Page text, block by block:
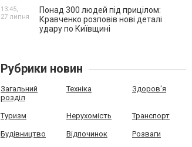
Понад 300 людей під прицілом:
Кравченко розповів нові деталі
удару по Київщині
13:45,
27 липня
Рубрики новин
Загальний
розділ
Техніка Здоров'я
Туризм Нерухомість Транспорт
Будівництво Відпочинок Розваги